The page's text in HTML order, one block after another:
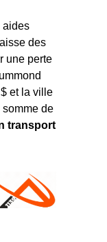
aides
des
une perte
et la ville
de
transport